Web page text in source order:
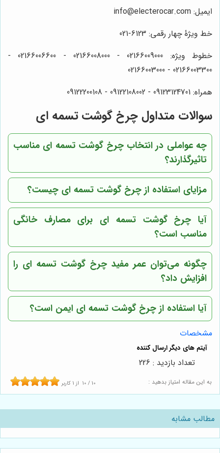
ایمیل: info@electerocar.com
خط ویژۀ چهار رقمی: 6123-021
خطوط ویژه: 02166009000 - 02166008000 - 02166006600 -
02166003300 - 02166003000
همراه: 09123124701 - 09122108002 - 09122200108
سوالات متداول چرخ گوشت تسمه ای
چه عواملی در انتخاب چرخ گوشت تسمه ای مناسب
تاثیرگذارند؟
مزایای استفاده از چرخ گوشت تسمه ای چیست؟
آیا چرخ گوشت تسمه ای برای مصارف خانگی
مناسب است؟
چگونه می‌توان عمر مفید چرخ گوشت تسمه ای را
افزایش داد؟
آیا استفاده از چرخ گوشت تسمه ای ایمن است؟
مشخصات
به این مقاله امتیاز بدهید : 10 / 10 از 1 کاربر
تعداد بازدید : 226
مطالب مشابه